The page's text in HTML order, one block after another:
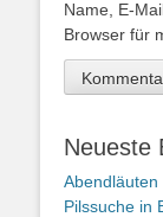
Name, E-
Browser für
Neueste
Abendläuten
Pilssuche in